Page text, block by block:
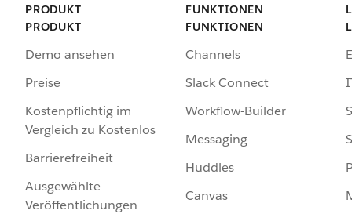
PRODUKT
PRODUKT
Demo ansehen
Preise
Kostenpflichtig im
Vergleich zu Kostenlos
Barrierefreiheit
Ausgewählte
Veröffentlichungen
FUNKTIONEN
FUNKTIONEN
Channels
Slack Connect
Workflow-Builder
Messaging
Huddles
Canvas